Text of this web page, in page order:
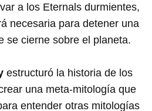
a los Eternals durmientes,
necesaria para detener una
se cierne sobre el planeta.
estructuró la historia de los
una meta-mitología que
entender otras mitologías